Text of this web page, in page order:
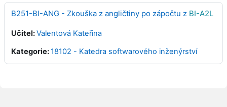
B251-BI-ANG - Zkouška z angličtiny po zápočtu z BI-A2L
Učitel:Valentová Kateřina
Kategorie:18102 - Katedra softwarového inženýrství